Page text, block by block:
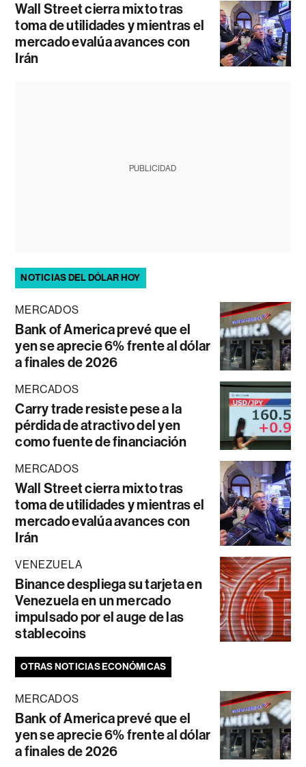
Wall Street cierra mixto tras
toma de utilidades y mientras el
mercado evalúa avances con
Irán
PUBLICIDAD
NOTICIAS DEL DÓLAR HOY
MERCADOS
Bank of America prevé que el
yen se aprecie 6% frente al dólar
a finales de 2026
MERCADOS
Carry trade resiste pese a la
pérdida de atractivo del yen
como fuente de financiación
MERCADOS
Wall Street cierra mixto tras
toma de utilidades y mientras el
mercado evalúa avances con
Irán
VENEZUELA
Binance despliega su tarjeta en
Venezuela en un mercado
impulsado por el auge de las
stablecoins
OTRAS NOTICIAS ECONÓMICAS
MERCADOS
Bank of America prevé que el
yen se aprecie 6% frente al dólar
a finales de 2026